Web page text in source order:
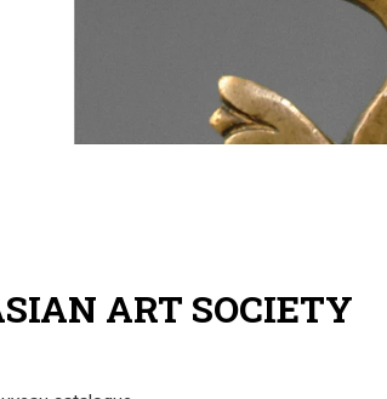
ART SOCIETY